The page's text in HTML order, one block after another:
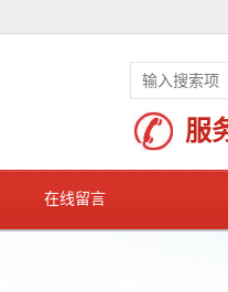
服
在线留言